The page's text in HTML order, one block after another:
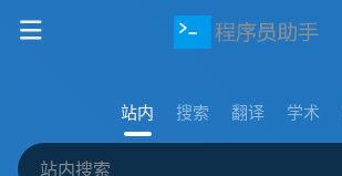
站内 搜索 翻译 学术